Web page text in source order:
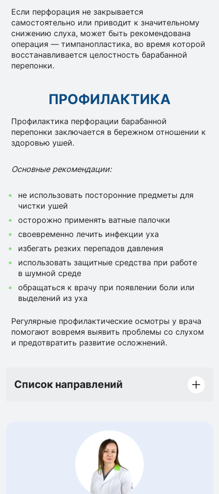
Если перфорация не закрывается
самостоятельно или приводит к значительному
снижению слуха, может быть рекомендована
операция — тимпанопластика, во время которой
восстанавливается целостность барабанной
перепонки.
ПРОФИЛАКТИКА
Профилактика перфорации барабанной
перепонки заключается в бережном отношении к
здоровью ушей.
Основные рекомендации:
не использовать посторонние предметы для
чистки ушей
осторожно применять ватные палочки
своевременно лечить инфекции уха
избегать резких перепадов давления
использовать защитные средства при работе
в шумной среде
обращаться к врачу при появлении боли или
выделений из уха
Регулярные профилактические осмотры у врача
помогают вовремя выявить проблемы со слухом
и предотвратить развитие осложнений.
Список направлений